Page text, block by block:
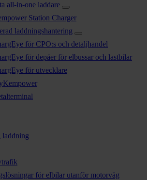
all-in-one laddare
Station Charger
laddningshantering
för CPO:s och detaljhandel
för depåer för elbussar och lastbilar
för utvecklare
för elbilar utanför motorväg